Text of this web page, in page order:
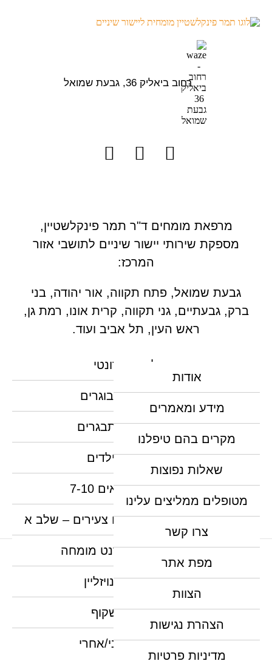
רחוב ביאליק 36, גבעת שמואל
מרפאת מומחים ד"ר תמר פינקלשטיין,
מספקת שירותי יישור שיניים לתושבי אזור
המרכז:
גבעת שמואל, פתח תקווה, אור יהודה, בני
ברק, גבעתיים, גני תקווה, קרית אונו, רמת גן,
ראש העין, תל אביב ועוד.
טיפול אורתודונטי
יישור שיניים למבוגרים
יישור שיניים למתבגרים
יישור שיניים לילדים
יישור שיניים לגילאים 7-10
יישור שיניים מקדים לילדים צעירים – שלב א
יישור שיניים אורתודנט מומחה
יישור שיניים אינויזליין
יישור שיניים שקוף
יישור שיניים לפני/אחרי
אודות
מידע ומאמרים
מקרים בהם טיפלנו
שאלות נפוצות
מטופלים ממליצים עלינו
צרו קשר
מפת אתר
הצוות
הצהרת נגישות
מדיניות פרטיות
האתר נבנה, מנוהל ומקודם ע"י צוות נילס